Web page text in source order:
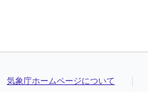
気象庁ホームページについて